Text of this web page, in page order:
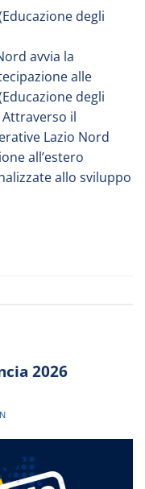
degli
avvia la
alle
degli
Attraverso il
Lazio Nord
all’estero
allo sviluppo
2026